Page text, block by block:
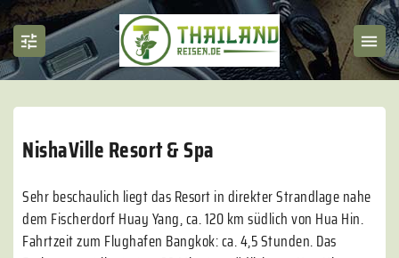
NishaVille Resort & Spa
Sehr beschaulich liegt das Resort in direkter Strandlage nahe
dem Fischerdorf Huay Yang, ca. 120 km südlich von Hua Hin.
Fahrtzeit zum Flughafen Bangkok: ca. 4,5 Stunden. Das